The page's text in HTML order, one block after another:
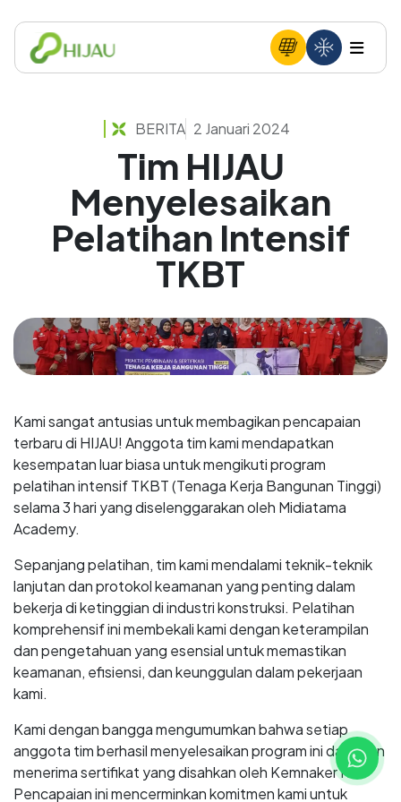
BERITA 2 Januari 2024
Tim HIJAU
Menyelesaikan
Pelatihan Intensif
TKBT
Kami sangat antusias untuk membagikan pencapaian
terbaru di HIJAU! Anggota tim kami mendapatkan
kesempatan luar biasa untuk mengikuti program
pelatihan intensif TKBT (Tenaga Kerja Bangunan Tinggi)
selama 3 hari yang diselenggarakan oleh Midiatama
Academy.
Sepanjang pelatihan, tim kami mendalami teknik-teknik
lanjutan dan protokol keamanan yang penting dalam
bekerja di ketinggian di industri konstruksi. Pelatihan
komprehensif ini membekali kami dengan keterampilan
dan pengetahuan yang esensial untuk memastikan
keamanan, efisiensi, dan keunggulan dalam pekerjaan
kami.
Kami dengan bangga mengumumkan bahwa setiap
anggota tim berhasil menyelesaikan program ini dan akan
menerima sertifikat yang disahkan oleh Kemnaker RI.
Pencapaian ini mencerminkan komitmen kami untuk